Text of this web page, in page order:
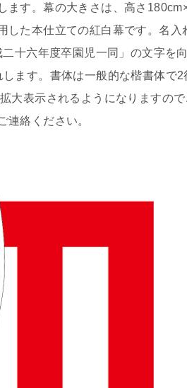
ます。幕の大きさは、高さ
した本仕立ての紅白幕です。名
十六年度卒園児一同」の文字を
ます。書体は一般的な楷書体で
大表示されるようになりますの
連絡ください。